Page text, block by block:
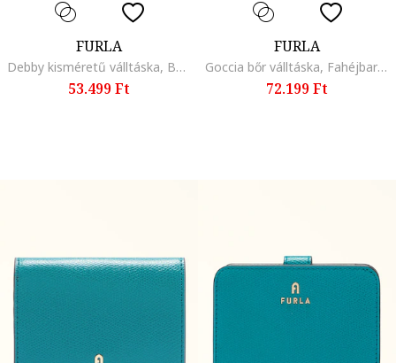
FURLA
Debby kisméretű válltáska, Bézs/Mentazöld
53.499 Ft
FURLA
Goccia bőr válltáska, Fahéjbarna
72.199 Ft